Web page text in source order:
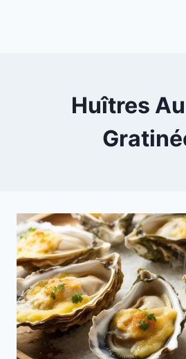
Huîtres